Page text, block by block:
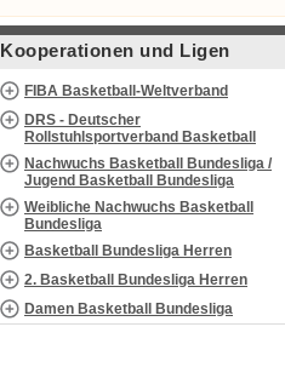
Kooperationen und Ligen
FIBA Basketball-Weltverband
DRS - Deutscher
Rollstuhlsportverband Basketball
Nachwuchs Basketball Bundesliga /
Jugend Basketball Bundesliga
Weibliche Nachwuchs Basketball
Bundesliga
Basketball Bundesliga Herren
2. Basketball Bundesliga Herren
Damen Basketball Bundesliga